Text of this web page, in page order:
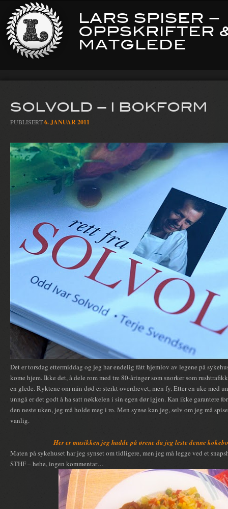
LARS SPISER –
OPPSKRIFTER
MATGLEDE
SOLVOLD – I BOKFORM
PUBLISERT6. JANUAR 2011
Det er torsdag ettermiddag og jeg har endelig fått hjemlov av legene på
kome hjem. Ikke det, å dele rom med tre 80-åringer som snorker som
en glede. Ryktene om min død er sterkt overdrevet, men fy. Etter en uke med
unngå er det godt å ha satt nøkkelen i sin egen dør igjen. Kan ikke garantere
den neste uken, jeg må holde meg i ro. Men synse kan jeg, selv om jeg må
vanlig.
Her er musikken jeg hadde på ørene da jeg leste denne
Maten på sykehuset har jeg synset om tidligere, men jeg må legge ved et
STHF – hehe, ingen kommentar…